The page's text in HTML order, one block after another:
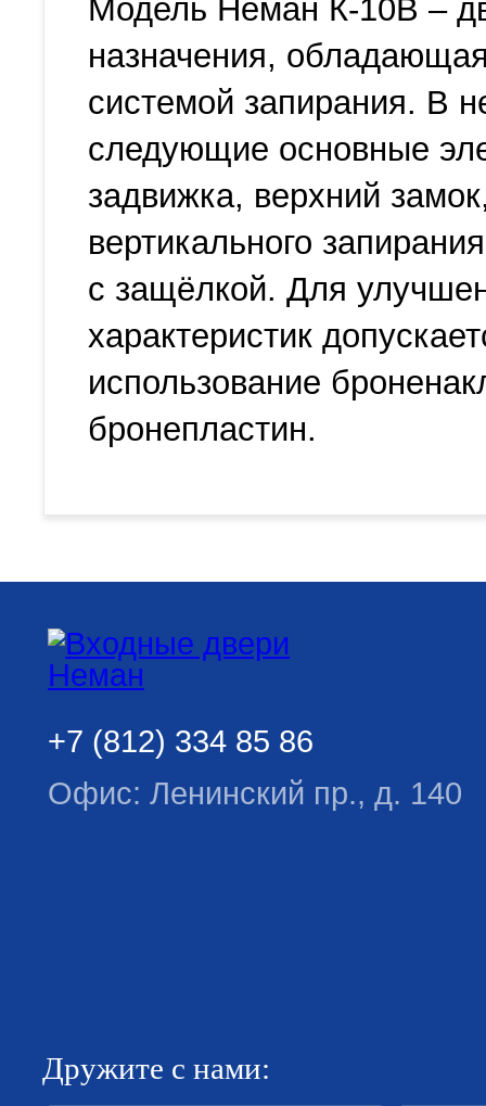
Модель Неман К-10В –
назначения,
системой запирания. В
следующие основные
задвижка, верхний
вертикального
с защёлкой. Для
характеристик
использование
бронепластин.
+7 (812) 334 85 86
Офис: Ленинский пр., д. 140
Дружите с нами: